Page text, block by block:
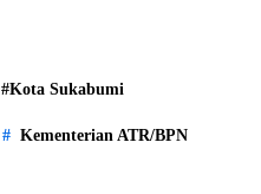
#Kota Sukabumi
Kementerian ATR/BPN